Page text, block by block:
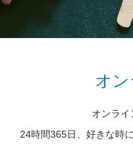
オ
オンライ
24時間365日、好きな時